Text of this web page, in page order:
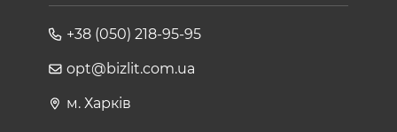
+38 (050) 218-95-95
opt@bizlit.com.ua
м. Харків